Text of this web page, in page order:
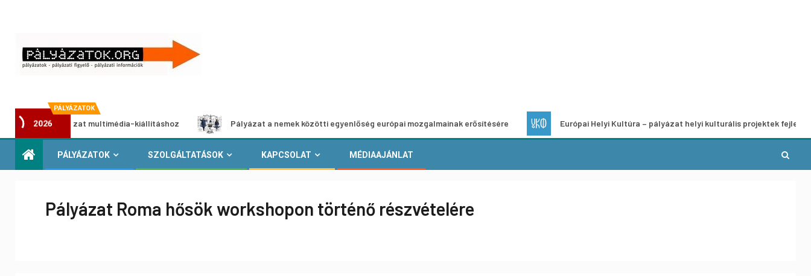
PÁLYÁZATOK
2026
pályázat multimédia-kiállításhoz Pályázat a nemek közötti egyenlőség európai mozgalmainak erősítésére Európai Helyi Kultúra – pályázat helyi kulturális projektek fejlesztésére
PÁLYÁZATOK SZOLGÁLTATÁSOK KAPCSOLAT MÉDIAAJÁNLAT
Pályázat Roma hősök workshopon történő részvételére